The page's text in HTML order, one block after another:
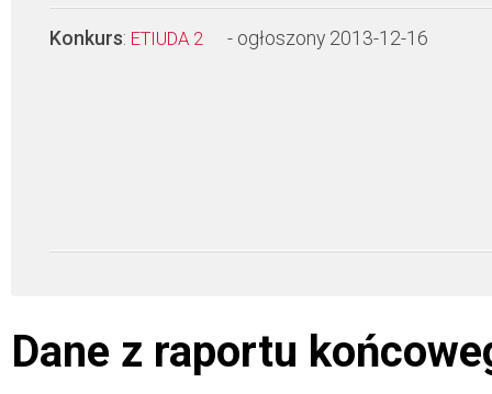
Konkurs: ETIUDA 2 - ogłoszony 2013-12-16
Dane z raportu